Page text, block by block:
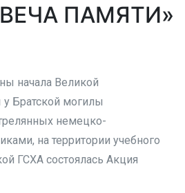
ПАМЯТИ»
начала Великой
Братской могилы
немецко-
на территории учебного
ГСХА состоялась Акция